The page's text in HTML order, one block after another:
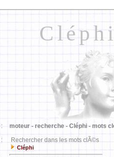
: moteur - recherche - Cléphi - mots
: Rechercher dans les mots clÃ©s
Cléphi